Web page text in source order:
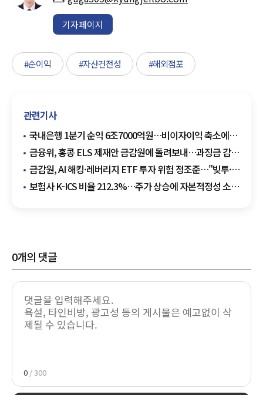
기자페이지
#순이익 #자산건전성 #해외점포
관련기사
국내은행 1분기 순익 6조7000억원…비이자이익 축소에
3.9% ↓
금융위, 홍콩 ELS 제재안 금감원에 돌려보내…과징금 감경
가능성 주목
금감원, AI 해킹·레버리지 ETF 투자 위험 정조준…"빚투·
레버리지 조장 경각심 가져야"
보험사 K-ICS 비율 212.3%…주가 상승에 자본적정성 소폭
0개의 댓글
0 / 300